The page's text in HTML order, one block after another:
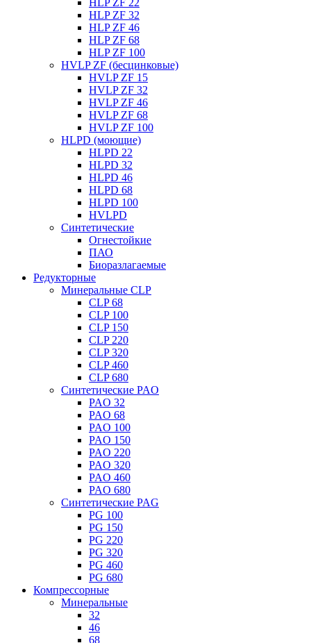
HLP ZF 22
HLP ZF 32
HLP ZF 46
HLP ZF 68
HLP ZF 100
HVLP ZF (бесцинковые)
HVLP ZF 15
HVLP ZF 32
HVLP ZF 46
HVLP ZF 68
HVLP ZF 100
HLPD (моющие)
HLPD 22
HLPD 32
HLPD 46
HLPD 68
HLPD 100
HVLPD
Синтетические
Огнестойкие
ПАО
Биоразлагаемые
Редукторные
Минеральные CLP
CLP 68
CLP 100
CLP 150
CLP 220
CLP 320
CLP 460
CLP 680
Синтетические PAO
PAO 32
PAO 68
PAO 100
PAO 150
PAO 220
PAO 320
PAO 460
PAO 680
Синтетические PAG
PG 100
PG 150
PG 220
PG 320
PG 460
PG 680
Компрессорные
Минеральные
32
46
68